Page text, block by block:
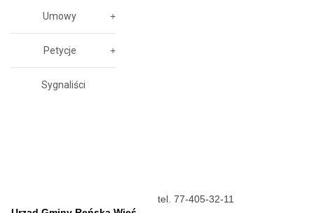
Umowy
Petycje
Sygnaliści
tel. 77-405-32-11